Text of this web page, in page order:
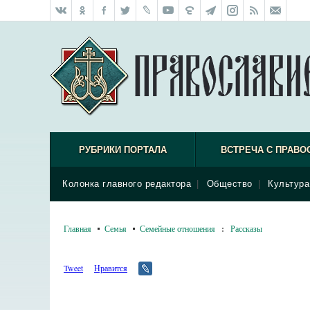
РУБРИКИ ПОРТАЛА ВСТРЕЧА С
Колонка главного редактора Общество Культура
Главная Семья Семейные отношения : Рассказы
Tweet Нравится